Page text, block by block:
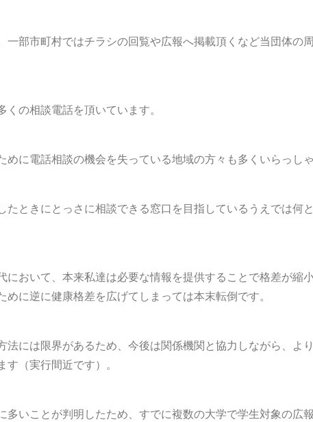
一部市町村ではチラシの回覧や広報へ掲載頂くなど当団体の
の相談電話を頂いています。
に電話相談の機会を失っている地域の方々も多くいらっしゃ
たときにとっさに相談できる窓口を目指しているうえでは何
おいて、本来私達は必要な情報を提供することで格差が縮
に逆に健康格差を広げてしまっては本末転倒です。
法には限界があるため、今後は関係機関と協力しながら、よ
（実行間近です）。
多いことが判明したため、すでに複数の大学で学生対象の広